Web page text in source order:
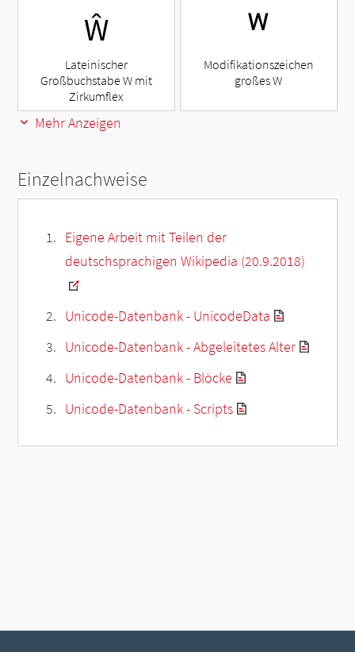
Ŵ
Lateinischer
Großbuchstabe W mit
Zirkumflex
ᵂ
Modifikationszeichen
großes W
Mehr Anzeigen
Einzelnachweise
Eigene Arbeit mit Teilen der
deutschsprachigen Wikipedia (20.9.2018)
Unicode-Datenbank - UnicodeData
Unicode-Datenbank - Abgeleitetes Alter
Unicode-Datenbank - Blöcke
Unicode-Datenbank - Scripts